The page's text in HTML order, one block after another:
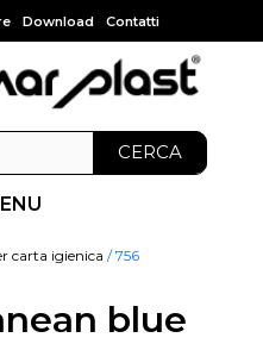
Download Contatti
CERCA
carta igienica / 756
blue